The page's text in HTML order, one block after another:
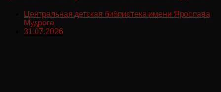
Центральная детская библиотека имени Ярослава
Мудрого
31.07.2026